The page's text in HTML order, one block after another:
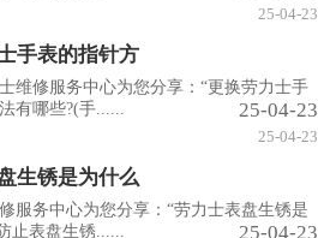
25-04-23
手表的指针方
维修服务中心为您分享：“更换劳力士手
有哪些?(手......
25-04-23
25-04-23
生锈是为什么
服务中心为您分享：“劳力士表盘生锈是
止表盘生锈......
25-04-23